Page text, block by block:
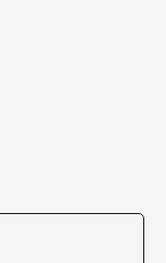
doublées en